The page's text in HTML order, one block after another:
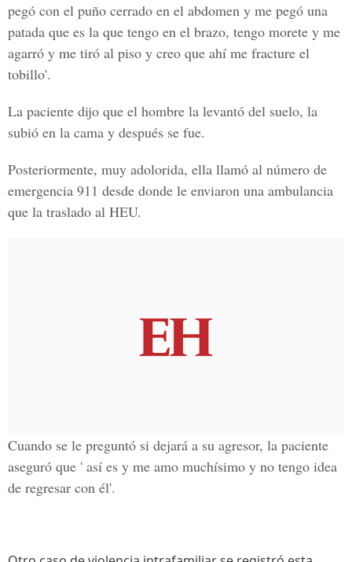
pegó con el puño cerrado en el abdomen y me pegó una
patada que es la que tengo en el brazo, tengo morete y me
agarró y me tiró al piso y creo que ahí me fracture el
tobillo'.
La paciente dijo que el hombre la levantó del suelo, la
subió en la cama y después se fue.
Posteriormente, muy adolorida, ella llamó al número de
emergencia 911 desde donde le enviaron una ambulancia
que la traslado al HEU.
Cuando se le preguntó si dejará a su agresor, la paciente
aseguró que ' así es y me amo muchísimo y no tengo idea
de regresar con él'.